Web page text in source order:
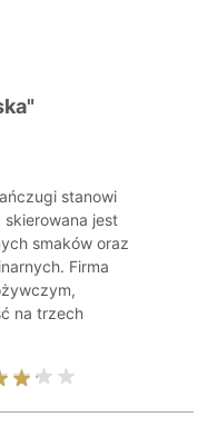
stanowi
jest
smaków oraz
Firma
na trzech